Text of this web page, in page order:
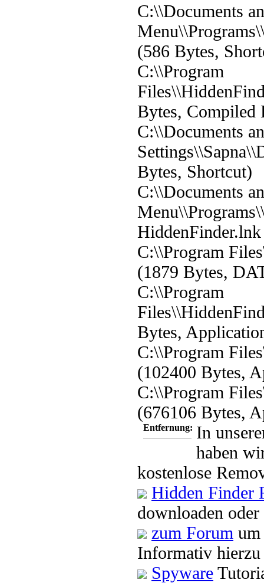
C:\\Documents
(586 Bytes,
C:\\Program
Bytes,
C:\\Documents
Bytes, Shortcut)
C:\\Documents
C:\\Program
(1879 Bytes,
C:\\Program
Bytes,
C:\\Program
(102400 Bytes,
C:\\Program
(676106 Bytes,
Entfernung: In
haben
kostenlose
Hidden Finder
downloaden
zum Forum
Informativ hierzu
Spyware